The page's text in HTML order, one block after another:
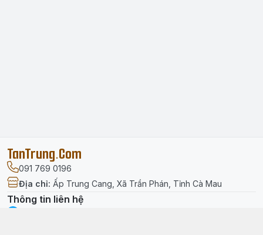
TanTrung.Com
091 769 0196
Địa chỉ: Ấp Trung Cang, Xã Trần Phán, Tỉnh Cà Mau
Thông tin liên hệ